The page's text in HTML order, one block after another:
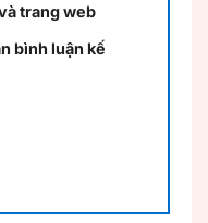
trang web
bình luận kế